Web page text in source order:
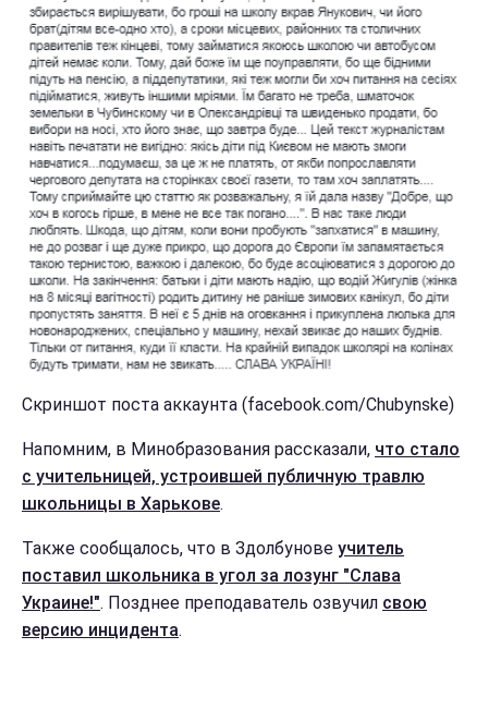
Скриншот поста аккаунта (facebook.com/Chubynske)
Напомним, в Минобразования рассказали, что стало
с учительницей, устроившей публичную травлю
школьницы в Харькове.
Также сообщалось, что в Здолбунове учитель
поставил школьника в угол за лозунг "Слава
Украине!". Позднее преподаватель озвучил свою
версию инцидента.